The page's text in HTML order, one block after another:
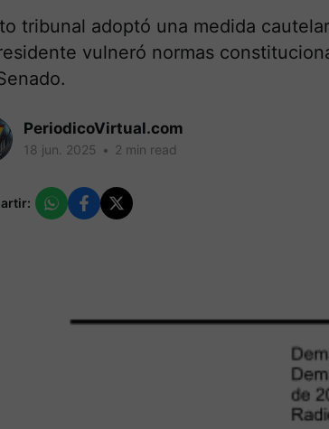
tribunal adoptó una medida
vulneró normas
PeriodicoVirtual.com
18 jun. 2025 • 2 min read